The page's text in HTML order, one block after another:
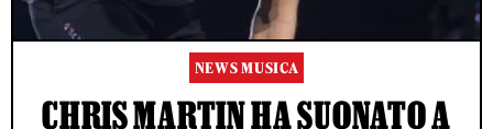
NEWS MUSICA
CHRIS MARTIN HA SUONATO A